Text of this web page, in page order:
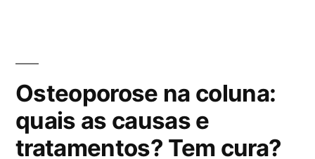
d
e
m
Osteoporose na coluna:
quais as causas e
tratamentos? Tem cura?